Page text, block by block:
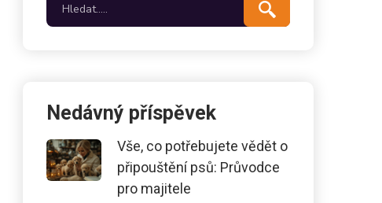
Nedávný příspěvek
Vše, co potřebujete vědět o
připouštění psů: Průvodce
pro majitele